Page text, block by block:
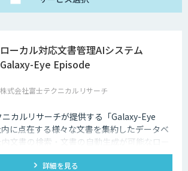
ュ
能
利
学
ン
ローカル対応文書管理AIシステム
Galaxy-Eye Episode
株式会社富士テクニカルリサーチ
カルリサーチが提供する「Galaxy-Eye
に点在する様々な文書を集約したデータベ
内文書の検索・文書の自動生成が可能なロー
システムです。
詳細を見る